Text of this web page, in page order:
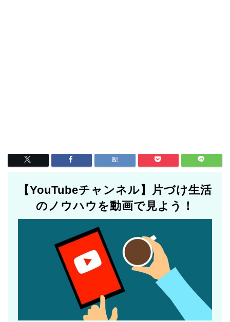
【YouTubeチャンネル】片づけ生活
のノウハウを動画で見よう！